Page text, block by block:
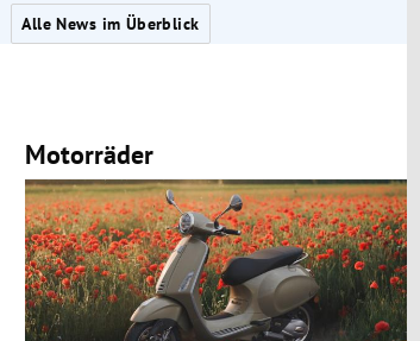
Alle News im Überblick
Motorräder